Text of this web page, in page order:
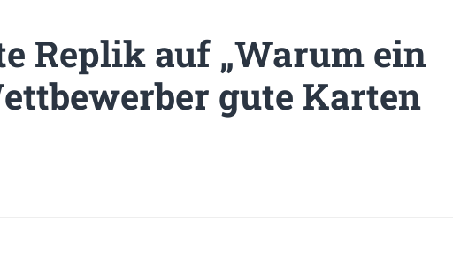
Replik auf „Warum ein
gute Karten